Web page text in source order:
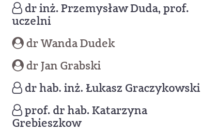
dr inż. Przemysław Duda, prof.
uczelni
dr Wanda Dudek
dr Jan Grabski
dr hab. inż. Łukasz Graczykowski
prof. dr hab. Katarzyna
Grebieszkow